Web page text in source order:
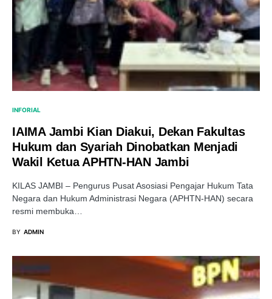
INFORIAL
IAIMA Jambi Kian Diakui, Dekan Fakultas
Hukum dan Syariah Dinobatkan Menjadi
Wakil Ketua APHTN-HAN Jambi
KILAS JAMBI – Pengurus Pusat Asosiasi Pengajar Hukum Tata
Negara dan Hukum Administrasi Negara (APHTN-HAN) secara
resmi membuka…
BY ADMIN